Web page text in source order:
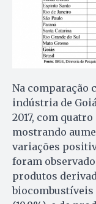
Na comparação
indústria de
2017, com
mostrando
variações
foram
produtos
biocombustíveis